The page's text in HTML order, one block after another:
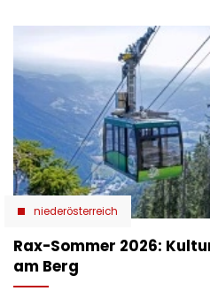
niederösterreich
Rax-Sommer 2026:
am Berg